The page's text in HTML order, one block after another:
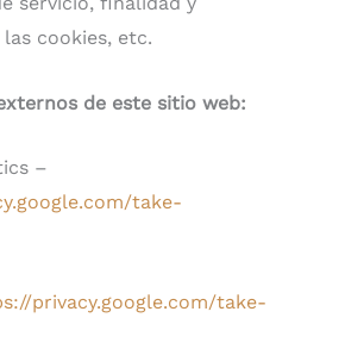
cookies, etc.
de este sitio web:
–
take-
privacy.google.com/take-